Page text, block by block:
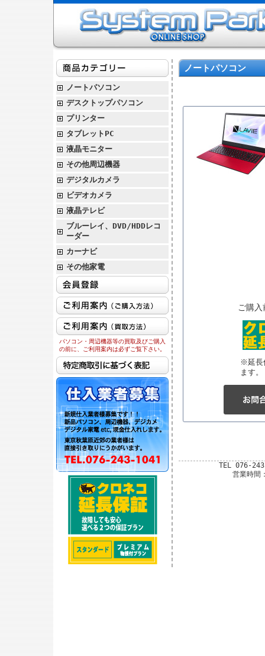
ノートパソコン
デスクトップパソコン
プリンター
タブレットPC
液晶モニター
その他周辺機器
デジタルカメラ
ビデオカメラ
液晶テレビ
ブルーレイ、DVD/HDDレコ
ーダー
カーナビ
その他家電
パソコン・周辺機器等の買取及びご購入
の前に、ご利用案内は必ずご覧下さい。
ノートパソコン
ご購
※延長
ます。
TEL 076-
営業時